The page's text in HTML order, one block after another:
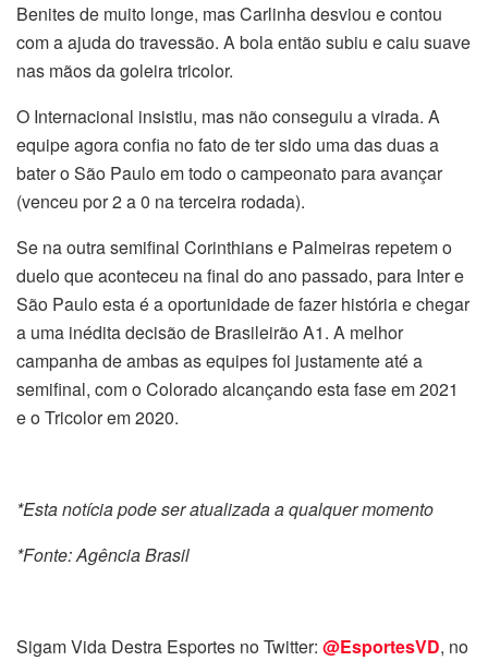
Benites de muito longe, mas Carlinha desviou e contou
com a ajuda do travessão. A bola então subiu e caiu suave
nas mãos da goleira tricolor.
O Internacional insistiu, mas não conseguiu a virada. A
equipe agora confia no fato de ter sido uma das duas a
bater o São Paulo em todo o campeonato para avançar
(venceu por 2 a 0 na terceira rodada).
Se na outra semifinal Corinthians e Palmeiras repetem o
duelo que aconteceu na final do ano passado, para Inter e
São Paulo esta é a oportunidade de fazer história e chegar
a uma inédita decisão de Brasileirão A1. A melhor
campanha de ambas as equipes foi justamente até a
semifinal, com o Colorado alcançando esta fase em 2021
e o Tricolor em 2020.
*Esta notícia pode ser atualizada a qualquer momento
*Fonte: Agência Brasil
Sigam Vida Destra Esportes no Twitter: @EsportesVD, no